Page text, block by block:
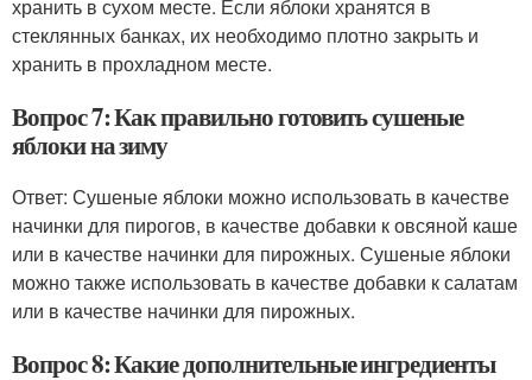
хранить в сухом месте. Если яблоки хранятся в
стеклянных банках, их необходимо плотно закрыть и
хранить в прохладном месте.
Вопрос 7: Как правильно готовить сушеные
яблоки на зиму
Ответ: Сушеные яблоки можно использовать в качестве
начинки для пирогов, в качестве добавки к овсяной каше
или в качестве начинки для пирожных. Сушеные яблоки
можно также использовать в качестве добавки к салатам
или в качестве начинки для пирожных.
Вопрос 8: Какие дополнительные ингредиенты